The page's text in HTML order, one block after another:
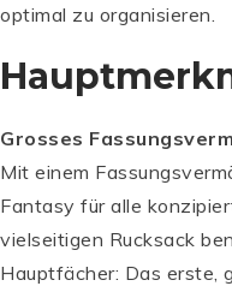
optimal zu organisieren.
Grosses
Mit einem
Fantasy für alle
vielseitigen Rucksack
Hauptfächer: Das erste,